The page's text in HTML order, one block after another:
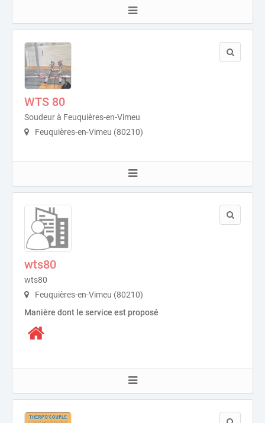
WTS 80
Soudeur à Feuquières-en-Vimeu
Feuquières-en-Vimeu (80210)
wts80
wts80
Feuquières-en-Vimeu (80210)
Manière dont le service est proposé